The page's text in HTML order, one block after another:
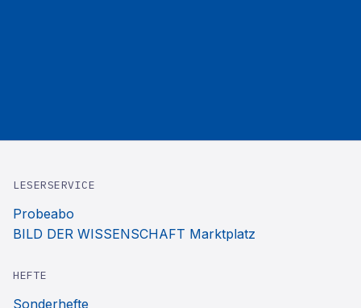
LESERSERVICE
Probeabo
BILD DER WISSENSCHAFT Marktplatz
HEFTE
Sonderhefte